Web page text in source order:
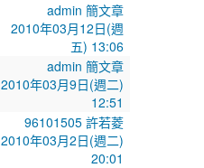
admin 簡文章
2010年03月12日(週
五) 13:06
admin 簡文章
2010年03月9日(週二)
12:51
96101505 許若菱
2010年03月2日(週二)
20:01